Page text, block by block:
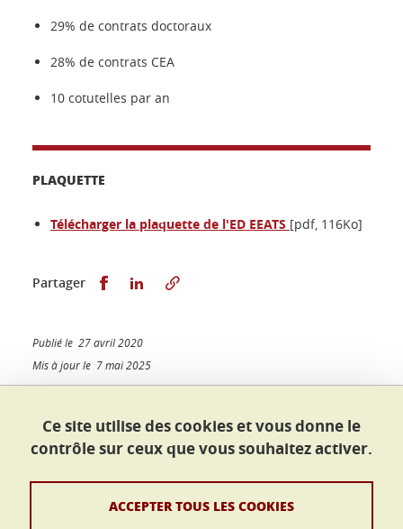
29% de contrats doctoraux
28% de contrats CEA
10 cotutelles par an
PLAQUETTE
Télécharger la plaquette de l'ED EEATS [pdf, 116Ko]
Partager Partager sur Facebook
Partager sur LinkedIn
Publié le 27 avril 2020
Mis à jour le 7 mai 2025
École doctorale Sciences juridiques
38400 Saint-Martin-d'Hères
Ce site utilise des cookies et vous donne le
contrôle sur ceux que vous souhaitez activer.
ACCEPTER TOUS LES COOKIES